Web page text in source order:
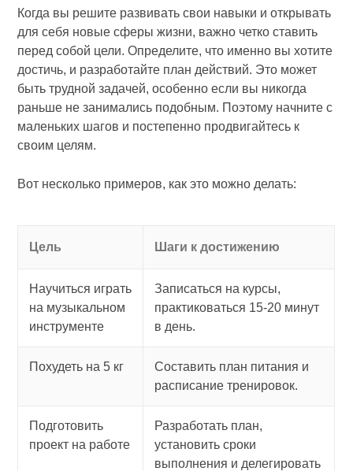
Когда вы решите развивать свои навыки и открывать
для себя новые сферы жизни, важно четко ставить
перед собой цели. Определите, что именно вы хотите
достичь, и разработайте план действий. Это может
быть трудной задачей, особенно если вы никогда
раньше не занимались подобным. Поэтому начните с
маленьких шагов и постепенно продвигайтесь к
своим целям.
Вот несколько примеров, как это можно делать:
Цель Шаги к достижению
Научиться играть
на музыкальном
инструменте
Записаться на курсы,
практиковаться 15-20 минут
в день.
Похудеть на 5 кг
Составить план питания и
расписание тренировок.
Подготовить
проект на работе
Разработать план,
установить сроки
выполнения и делегировать